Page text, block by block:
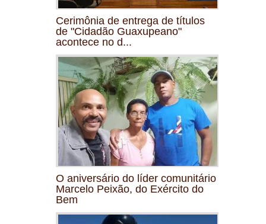
Cerimônia de entrega de títulos
de "Cidadão Guaxupeano"
acontece no d...
O aniversário do líder comunitário
Marcelo Peixão, do Exército do
Bem